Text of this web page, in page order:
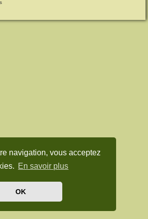
navigation, vous acceptez
En savoir plus
OK